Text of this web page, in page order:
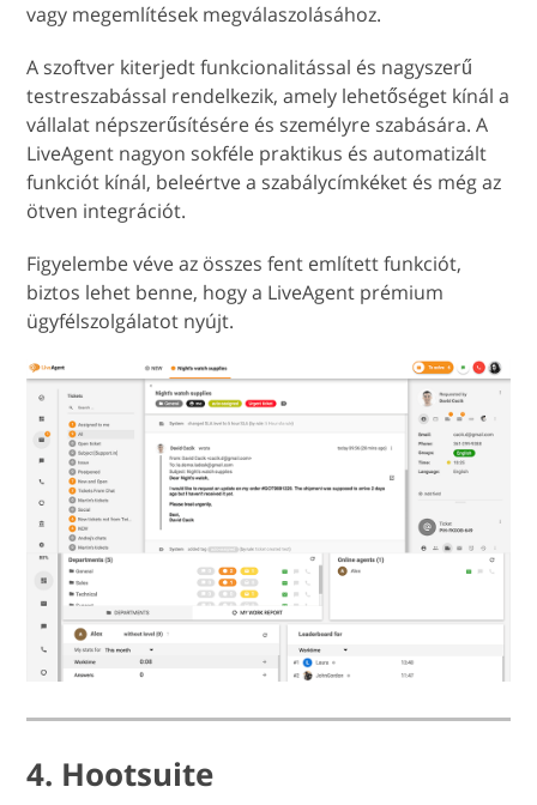
vagy megemlítések megválaszolásához.
A szoftver kiterjedt funkcionalitással és nagyszerű
testreszabással rendelkezik, amely lehetőséget kínál a
vállalat népszerűsítésére és személyre szabására. A
LiveAgent nagyon sokféle praktikus és automatizált
funkciót kínál, beleértve a szabálycímkéket és még az
ötven integrációt.
Figyelembe véve az összes fent említett funkciót,
biztos lehet benne, hogy a LiveAgent prémium
ügyfélszolgálatot nyújt.
4. Hootsuite